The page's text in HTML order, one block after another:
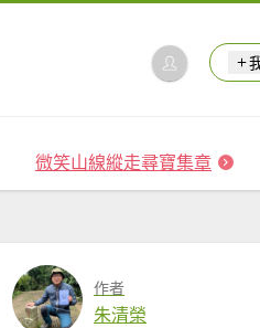
微笑山線縱走尋寶集章
作者
朱清榮